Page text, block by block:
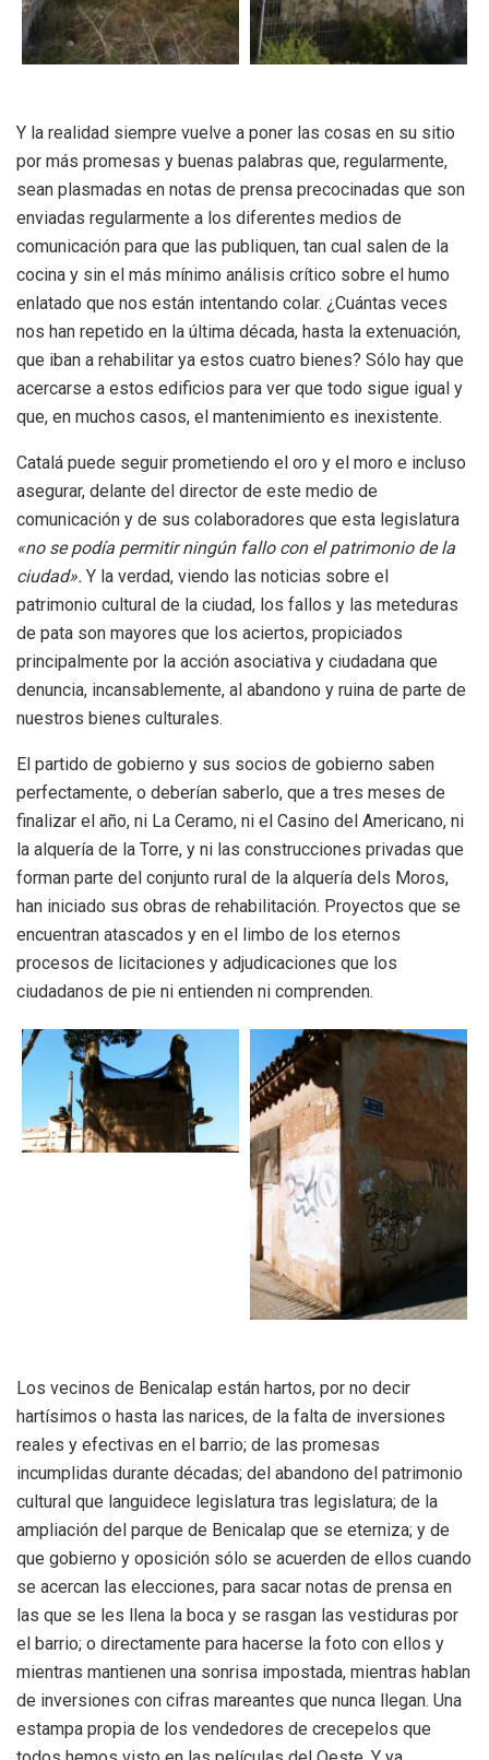
Y la realidad siempre vuelve a poner las cosas en su sitio
por más promesas y buenas palabras que, regularmente,
sean plasmadas en notas de prensa precocinadas que son
enviadas regularmente a los diferentes medios de
comunicación para que las publiquen, tan cual salen de la
cocina y sin el más mínimo análisis crítico sobre el humo
enlatado que nos están intentando colar. ¿Cuántas veces
nos han repetido en la última década, hasta la extenuación,
que iban a rehabilitar ya estos cuatro bienes? Sólo hay que
acercarse a estos edificios para ver que todo sigue igual y
que, en muchos casos, el mantenimiento es inexistente.
Catalá puede seguir prometiendo el oro y el moro e incluso
asegurar, delante del director de este medio de
comunicación y de sus colaboradores que esta legislatura
«no se podía permitir ningún fallo con el patrimonio de la
ciudad». Y la verdad, viendo las noticias sobre el
patrimonio cultural de la ciudad, los fallos y las meteduras
de pata son mayores que los aciertos, propiciados
principalmente por la acción asociativa y ciudadana que
denuncia, incansablemente, al abandono y ruina de parte de
nuestros bienes culturales.
El partido de gobierno y sus socios de gobierno saben
perfectamente, o deberían saberlo, que a tres meses de
finalizar el año, ni La Ceramo, ni el Casino del Americano, ni
la alquería de la Torre, y ni las construcciones privadas que
forman parte del conjunto rural de la alquería dels Moros,
han iniciado sus obras de rehabilitación. Proyectos que se
encuentran atascados y en el limbo de los eternos
procesos de licitaciones y adjudicaciones que los
ciudadanos de pie ni entienden ni comprenden.
Los vecinos de Benicalap están hartos, por no decir
hartísimos o hasta las narices, de la falta de inversiones
reales y efectivas en el barrio; de las promesas
incumplidas durante décadas; del abandono del patrimonio
cultural que languidece legislatura tras legislatura; de la
ampliación del parque de Benicalap que se eterniza; y de
que gobierno y oposición sólo se acuerden de ellos cuando
se acercan las elecciones, para sacar notas de prensa en
las que se les llena la boca y se rasgan las vestiduras por
el barrio; o directamente para hacerse la foto con ellos y
mientras mantienen una sonrisa impostada, mientras hablan
de inversiones con cifras mareantes que nunca llegan. Una
estampa propia de los vendedores de crecepelos que